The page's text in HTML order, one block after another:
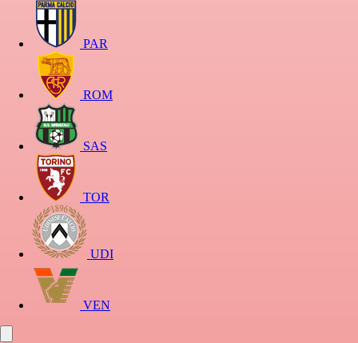
PAR
ROM
SAS
TOR
UDI
VEN